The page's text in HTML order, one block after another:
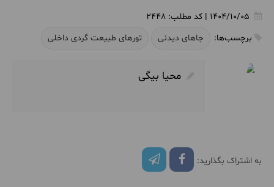
1404/10/05
| کد مطلب: 2448
برچسب‌ها:
جاهای دیدنی تورهای طبیعت گردی داخلی
محیا بیگی
به اشتراک بگذارید: